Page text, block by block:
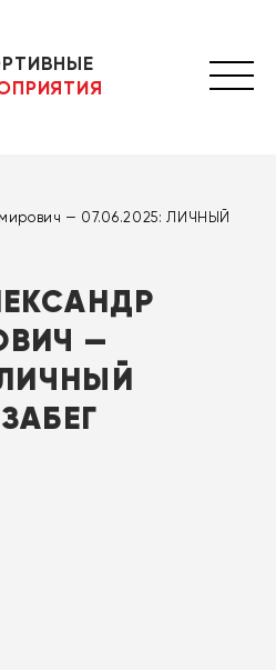
— 07.06.2025: ЛИЧНЫЙ
—